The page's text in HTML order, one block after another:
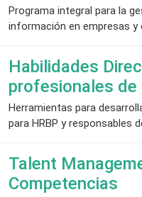
Programa integral para la
información en empresas y
Habilidades
profesionales de
Herramientas para
para HRBP y responsables
Talent
Competencias